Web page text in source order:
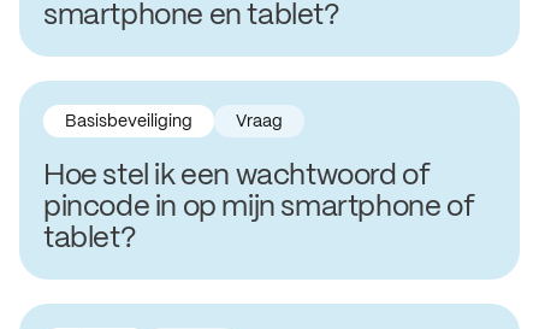
smartphone en tablet?
Hoe stel ik een wachtwoord of
pincode in op mijn smartphone of
tablet?
Basisbeveiliging Vraag